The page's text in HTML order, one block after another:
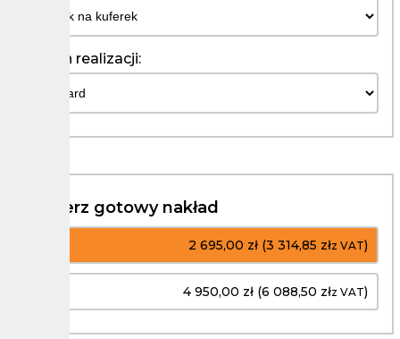
Termin realizacji:
Wybierz gotowy nakład
2 695,00 zł (3 314,85 złz VAT)
4 950,00 zł (6 088,50 złz VAT)